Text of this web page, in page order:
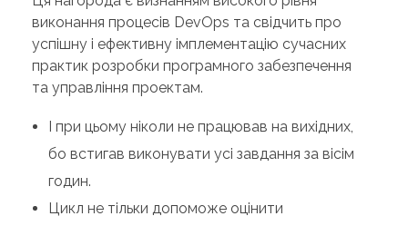
виконання процесів DevOps та свідчить про
успішну і ефективну імплементацію сучасних
практик розробки програмного забезпечення
та управління проектам.
І при цьому ніколи не працював на вихідних,
бо встигав виконувати усі завдання за вісім
годин.
Цикл не тільки допоможе оцінити